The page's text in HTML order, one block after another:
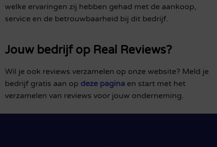
welke ervaringen zij hebben gehad met de aankoop,
service en de betrouwbaarheid bij dit bedrijf.
Jouw bedrijf op Real Reviews?
Wil je ook reviews verzamelen op onze website? Meld je
bedrijf gratis aan op deze pagina en start met het
verzamelen van reviews voor jouw onderneming.